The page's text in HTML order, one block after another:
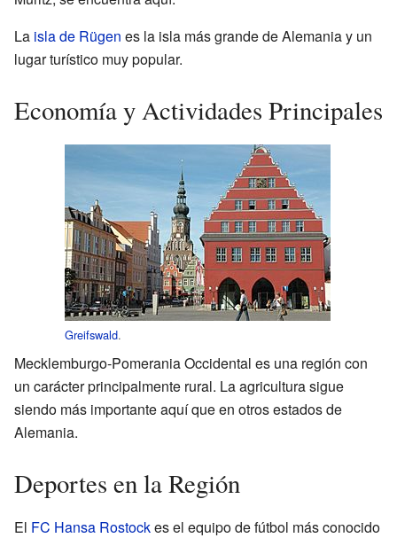
La isla de Rügen es la isla más grande de Alemania y un
lugar turístico muy popular.
Economía y Actividades Principales
Greifswald.
Mecklemburgo-Pomerania Occidental es una región con
un carácter principalmente rural. La agricultura sigue
siendo más importante aquí que en otros estados de
Alemania.
Deportes en la Región
El FC Hansa Rostockes el equipo de fútbol más conocido